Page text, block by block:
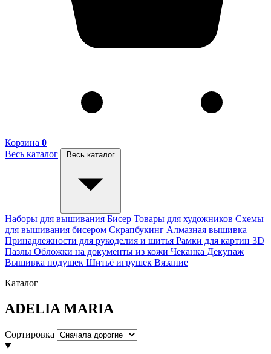
Корзина 0
Весь каталог
Весь каталог
Наборы для вышивания Бисер Товары для художников Схемы
для вышивания бисером Скрапбукинг Алмазная вышивка
Принадлежности для рукоделия и шитья Рамки для картин 3D
Пазлы Обложки на документы из кожи Чеканка Декупаж
Вышивка подушек Шитьё игрушек Вязание
Каталог
ADELIA MARIA
Сортировка